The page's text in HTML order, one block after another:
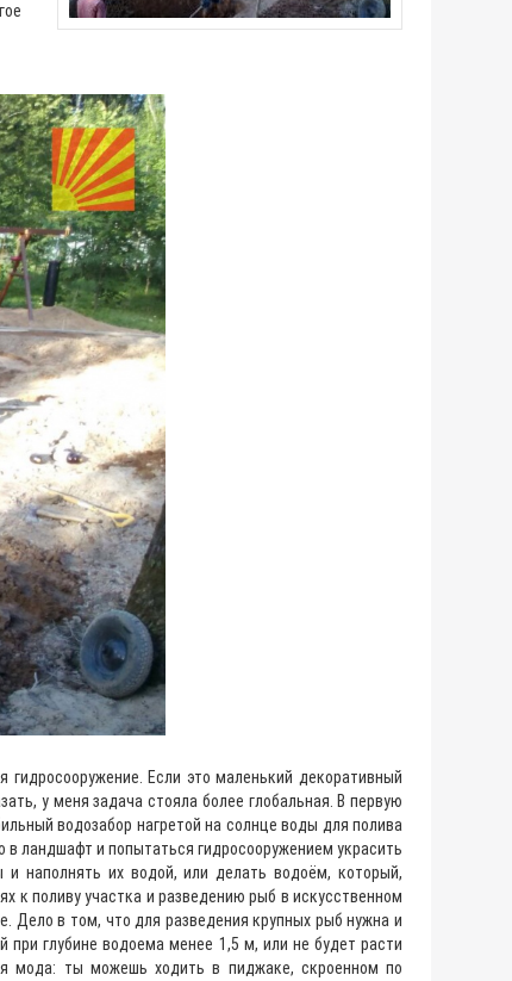
Если это маленький декоративный
у меня задача стояла более глобальная. В первую
водозабор нагретой на солнце воды для полива
ландшафт и попытаться гидросооружением украсить
наполнять их водой, или делать водоём, который,
к поливу участка и разведению рыб в искусственном
Дело в том, что для разведения крупных рыб нужна и
при глубине водоема менее 1,5 м, или не будет расти
мода: ты можешь ходить в пиджаке, скроенном по